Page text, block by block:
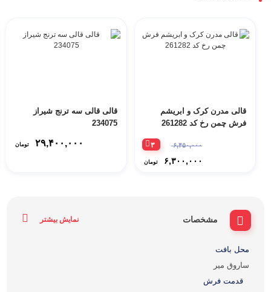
قالی مدرن کرک و ابریشم
فرش چمن رخ کد 261282
۶,۴۵۰,۰۰۰
۶,۳۰۰,۰۰۰ تومان
۳
قالی قالی سه ترنج شیراز
234075
۲۹,۴۰۰,۰۰۰ تومان
مشخصات نمایش بیشتر
محل بافت
ساروق میر
قدمت فرش